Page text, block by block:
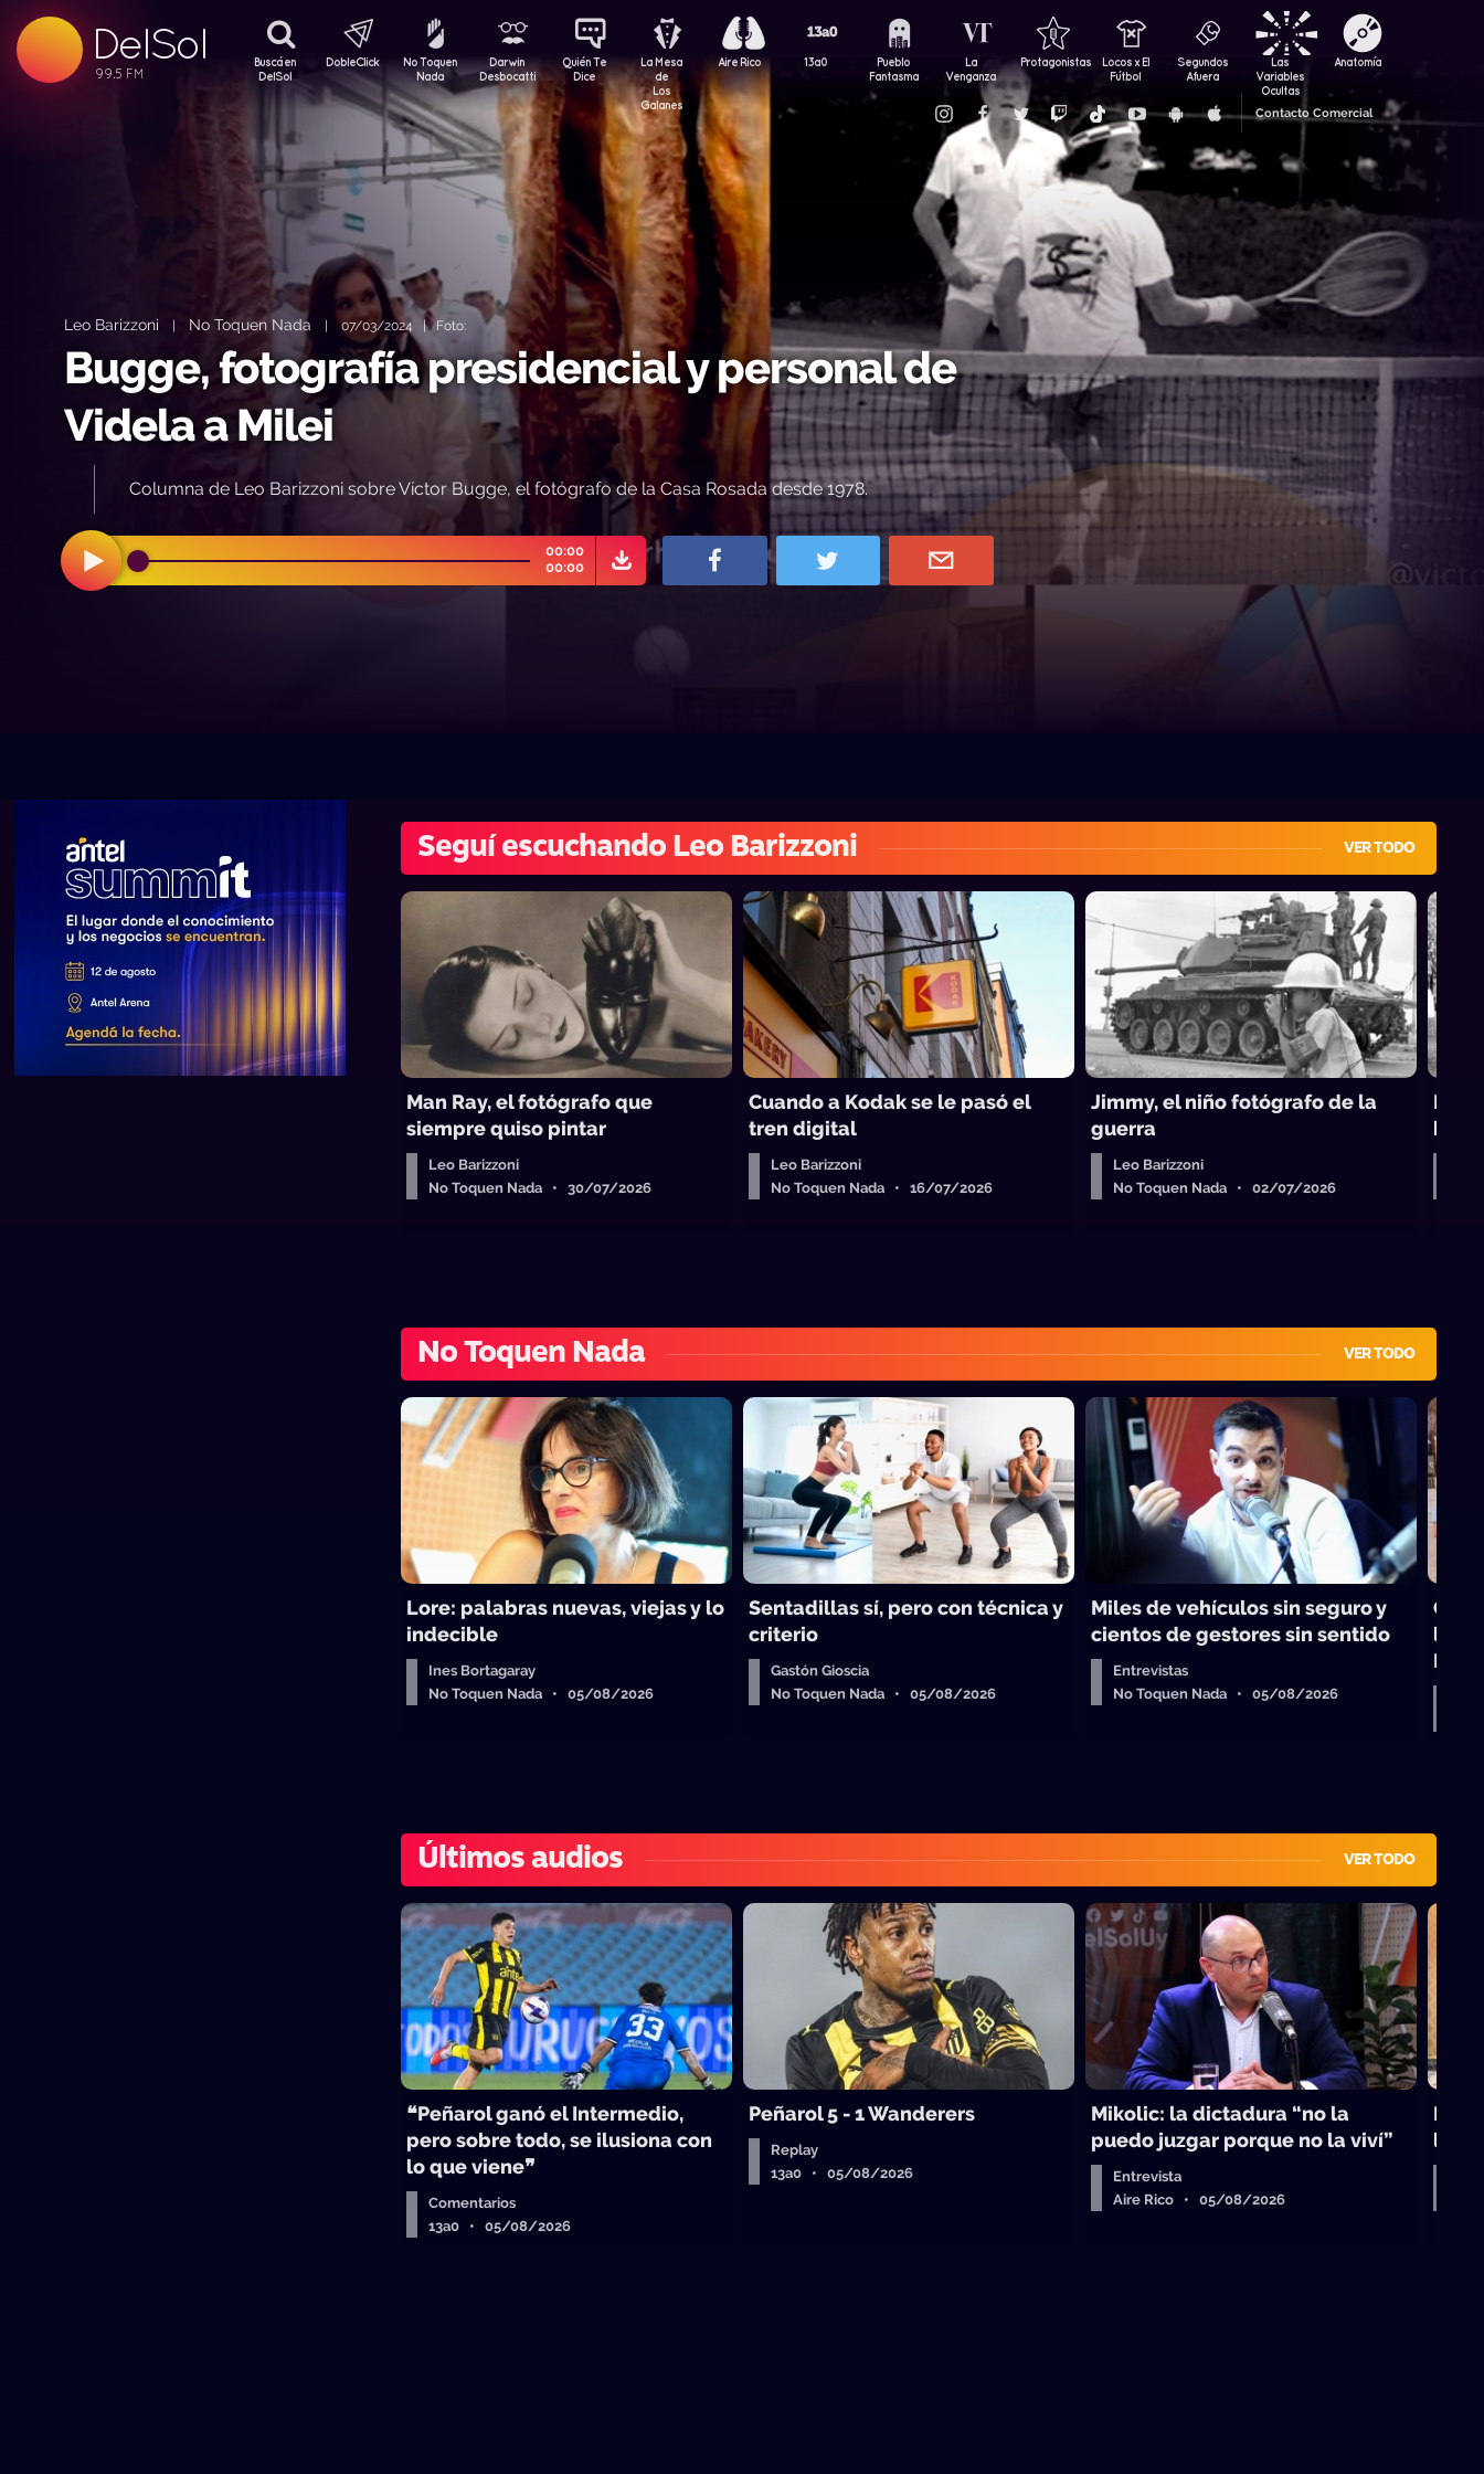
DelSol
99.5 FM
99.5 FM
99.5 FM
Buscá en
DelSol
DobleClick
No Toquen
Nada
Darwin
Desbocatti
Quién Te
Dice
La Mesa
de
Los
Galanes
Aire Rico 13a0
Pueblo
Fantasma
La
Venganza
Protagonistas
Locos x El
Fútbol
Segundos
Afuera
Las
Variables
Ocultas
Anatomía
Contacto Comercial
Leo Barizzoni | No Toquen Nada | 07/03/2024 | Foto:
Bugge, fotografía presidencial y personal de
Videla a Milei
Columna de Leo Barizzoni sobre Víctor Bugge, el fotógrafo de la Casa Rosada desde 1978.
00:00
00:00
Seguí escuchando Leo Barizzoni VER TODO
Man Ray, el fotógrafo que
siempre quiso pintar
Leo Barizzoni
No Toquen Nada • 30/07/2026
Cuando a Kodak se le pasó el
tren digital
Leo Barizzoni
No Toquen Nada • 16/07/2026
Jimmy, el niño fotógrafo de la
guerra
Leo Barizzoni
No Toquen Nada • 02/07/2026
No Toquen Nada VER TODO
Lore: palabras nuevas, viejas y lo
indecible
Ines Bortagaray
No Toquen Nada • 05/08/2026
Sentadillas sí, pero con técnica y
criterio
Gastón Gioscia
No Toquen Nada • 05/08/2026
Miles de vehículos sin seguro y
cientos de gestores sin sentido
Entrevistas
No Toquen Nada • 05/08/2026
Últimos audios VER TODO
❝Peñarol ganó el Intermedio,
pero sobre todo, se ilusiona con
lo que viene❞
Comentarios
13a0 • 05/08/2026
Peñarol 5 - 1 Wanderers
Replay
13a0 • 05/08/2026
Mikolic: la dictadura “no la
puedo juzgar porque no la viví”
Entrevista
Aire Rico • 05/08/2026
La